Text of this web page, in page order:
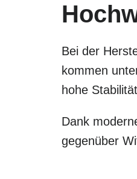
Bei der
kommen
hohe
Dank
gegenüber